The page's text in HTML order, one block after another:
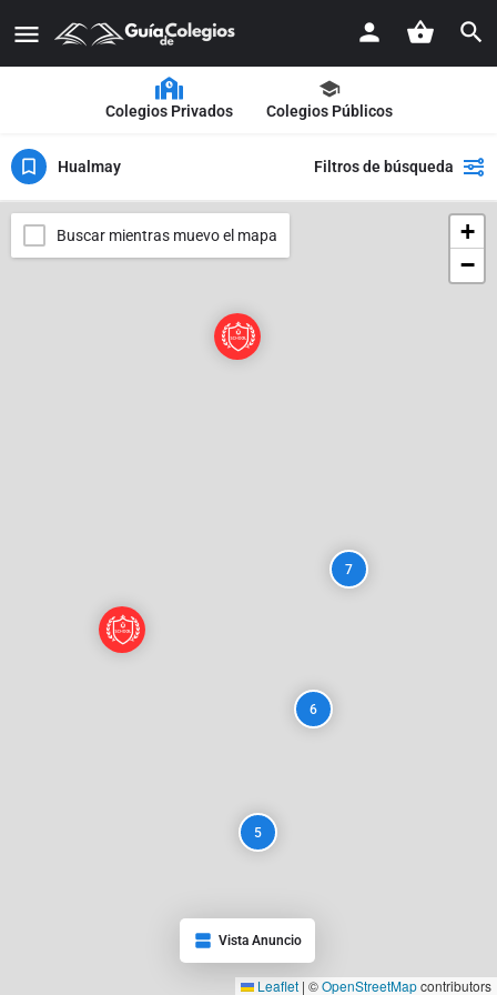
Colegios Privados Colegios Públicos
Hualmay Filtros de búsqueda
6
7
5
+
−
Leaflet | ©OpenStreetMapcontributors
Buscar mientras muevo el mapa
Vista Anuncio